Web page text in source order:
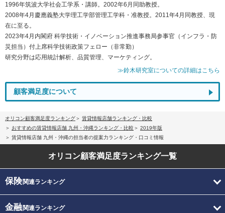
1996年筑波大学社会工学系・講師。2002年6月同助教授。
2008年4月慶應義塾大学理工学部管理工学科・准教授。2011年4月同教授、現
在に至る。
2023年4月内閣府 科学技術・イノベーション推進事務局参事官（インフラ・防
災担当）付上席科学技術政策フェロー（非常勤）
研究分野は応用統計解析、品質管理、マーケティング。
≫鈴木研究室についての詳細はこちら
顧客満足度について
オリコン顧客満足度ランキング
賃貸情報店舗ランキング・比較
おすすめの賃貸情報店舗 九州・沖縄ランキング・比較
2019年版
賃貸情報店舗 九州・沖縄の担当者の提案力ランキング・口コミ情報
オリコン顧客満足度ランキング一覧
保険関連ランキング
金融関連ランキング